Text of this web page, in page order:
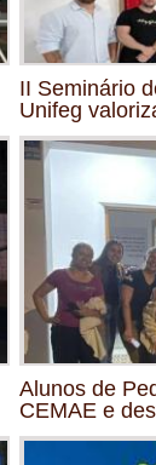
II Seminário
Unifeg
Alunos de
CEMAE e